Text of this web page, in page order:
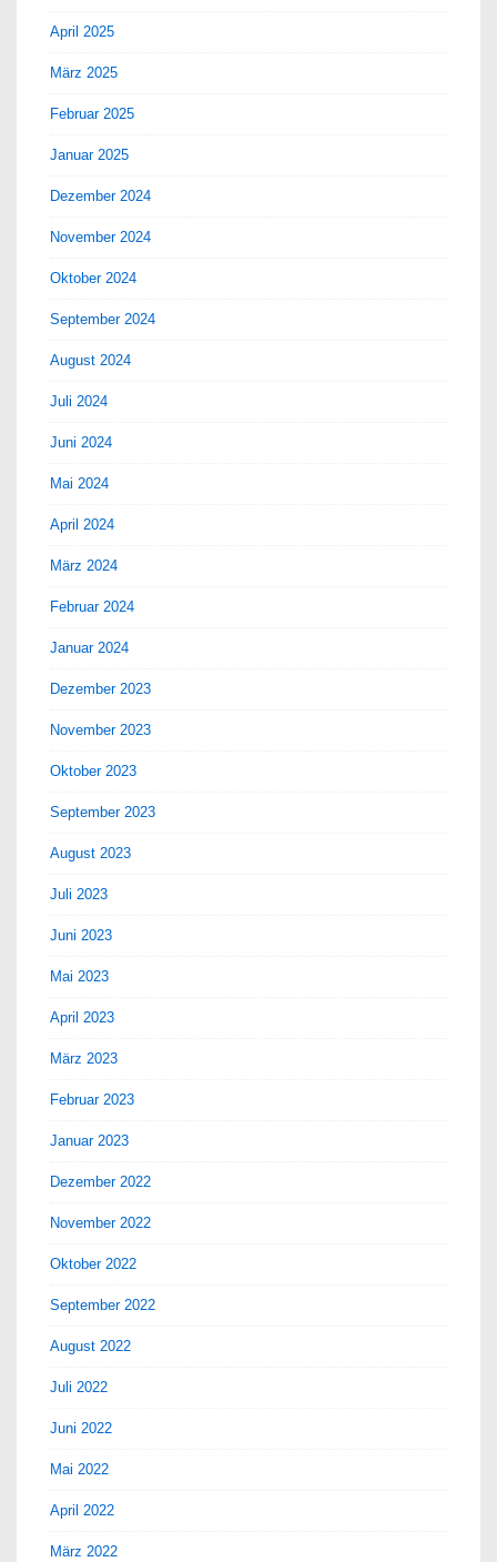
April 2025
März 2025
Februar 2025
Januar 2025
Dezember 2024
November 2024
Oktober 2024
September 2024
August 2024
Juli 2024
Juni 2024
Mai 2024
April 2024
März 2024
Februar 2024
Januar 2024
Dezember 2023
November 2023
Oktober 2023
September 2023
August 2023
Juli 2023
Juni 2023
Mai 2023
April 2023
März 2023
Februar 2023
Januar 2023
Dezember 2022
November 2022
Oktober 2022
September 2022
August 2022
Juli 2022
Juni 2022
Mai 2022
April 2022
März 2022